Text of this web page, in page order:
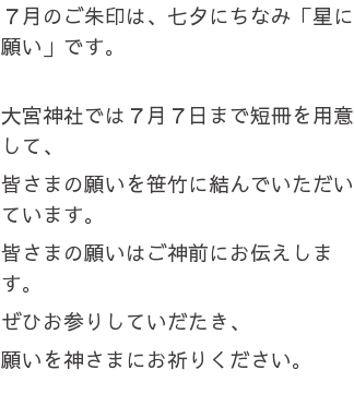
７月のご朱印は、七夕にちなみ「星に
願い」です。
大宮神社では７月７日まで短冊を用意
して、
皆さまの願いを笹竹に結んでいただい
ています。
皆さまの願いはご神前にお伝えしま
す。
ぜひお参りしていだたき、
願いを神さまにお祈りください。